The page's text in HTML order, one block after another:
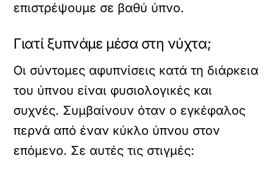
επιστρέψουμε σε βαθύ ύπνο.
Γιατί ξυπνάμε μέσα στη νύχτα;
Οι σύντομες αφυπνίσεις κατά τη διάρκεια
του ύπνου είναι φυσιολογικές και
συχνές. Συμβαίνουν όταν ο εγκέφαλος
περνά από έναν κύκλο ύπνου στον
επόμενο. Σε αυτές τις στιγμές: